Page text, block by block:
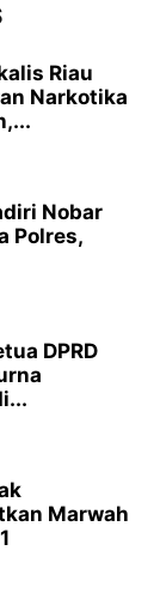
Riau
Narkotika
Nobar
Polres,
DPRD
Marwah